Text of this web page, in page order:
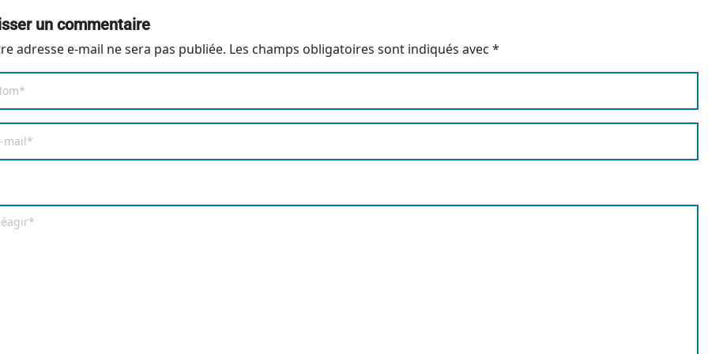
un commentaire
adresse e-mail ne sera pas publiée. Les champs obligatoires sont indiqués avec*